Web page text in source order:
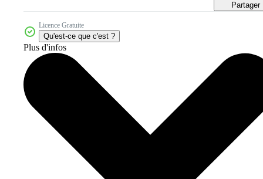
Partager
Licence Gratuite
Qu'est-ce que c'est ?
Plus d'infos